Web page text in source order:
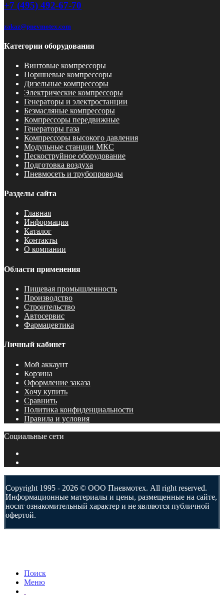
+7 (495) 492-67-70
zakaz@pnevmotex.com
Категории оборудования
Винтовые компрессоры
Поршневые компрессоры
Дизельные компрессоры
Электрические компрессоры
Генераторы и электростанции
Безмасляные компрессоры
Компрессоры передвижные
Генераторы газа
Компрессоры высокого давления
Модульные станции МКС
Пескоструйное оборудование
Подготовка воздуха
Пневмосеть и трубопроводы
Разделы сайта
Главная
Информация
Каталог
Контакты
О компании
Области применения
Пищевая промышленность
Производство
Строительство
Автосервис
Фармацевтика
Личный кабинет
Мой аккаунт
Корзина
Оформление заказа
Хочу купить
Сравнить
Политика конфиденциальности
Правила и условия
Социальные сети
Copyright 1995 - 2026 © ООО Пневмотех. All right reserved.
Информационные материалы и цены, размещенные на сайте,
носят ознакомительный характер и не являются публичной
офертой.
Поиск
Меню